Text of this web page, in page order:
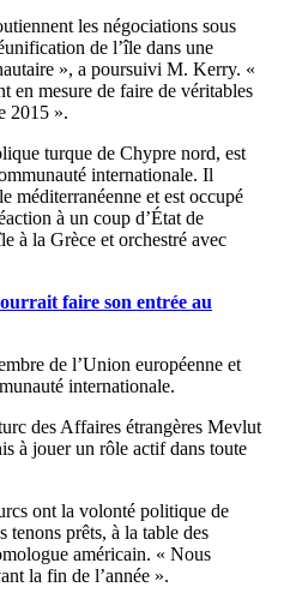
les négociations sous
de l’île dans une
», a poursuivi M. Kerry. «
en mesure de faire de véritables
2015 ».
turque de Chypre nord, est
internationale. Il
méditerranéenne et est occupé
à un coup d’État de
à la Grèce et orchestré avec
faire son entrée au
de l’Union européenne et
internationale.
des Affaires étrangères Mevlut
à jouer un rôle actif dans toute
ont la volonté politique de
tenons prêts, à la table des
américain. « Nous
la fin de l’année ».